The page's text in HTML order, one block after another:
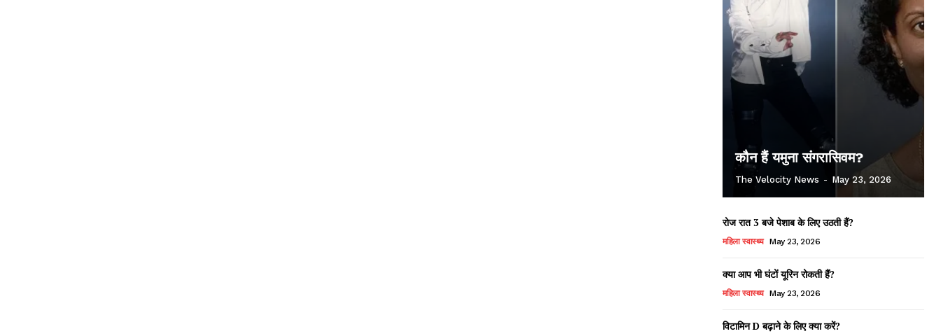
कौन हैं यमुना संगरासिवम?
The Velocity News - May 23, 2026
रोज रात 3 बजे पेशाब के लिए उठती हैं?
महिला स्वास्थ्य May 23, 2026
क्या आप भी घंटों यूरिन रोकती हैं?
महिला स्वास्थ्य May 23, 2026
विटामिन D बढ़ाने के लिए क्या करें?